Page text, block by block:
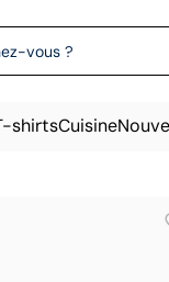
shirtsCuisine